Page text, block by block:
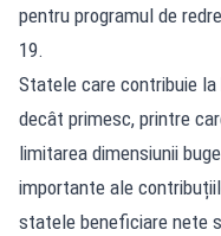
pentru programul de
19.
Statele care contribuie
decât primesc, printre
limitarea dimensiunii
importante ale
statele beneficiare nete